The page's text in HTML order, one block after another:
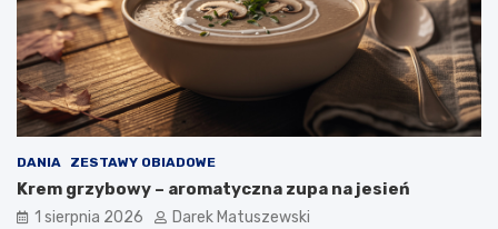
DANIA ZESTAWY OBIADOWE
Krem grzybowy – aromatyczna zupa na jesień
1 sierpnia 2026 Darek Matuszewski